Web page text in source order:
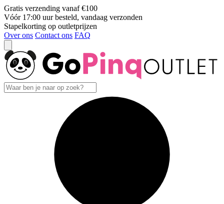
Gratis verzending vanaf €100
Vóór 17:00 uur besteld, vandaag verzonden
Stapelkorting op outletprijzen
Over ons Contact ons FAQ